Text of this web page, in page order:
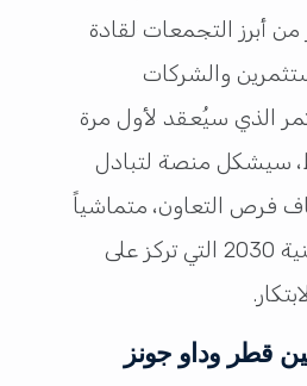
أبرز التجمعات لقادة
والشركات
الذي سيُعقد لأول مرة
سيشكل منصة لتبادل
فرص التعاون، متماشياً
مع رؤية قطر الوطنية 2030 التي تركز على
قطر وداو جونز